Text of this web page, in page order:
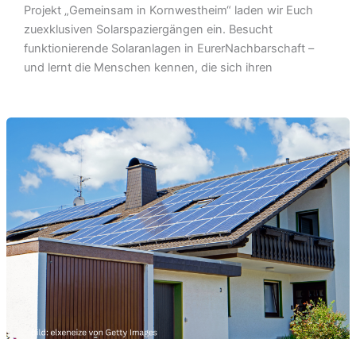
Projekt „Gemeinsam in Kornwestheim“ laden wir Euch
zuexklusiven Solarspaziergängen ein. Besucht
funktionierende Solaranlagen in EurerNachbarschaft –
und lernt die Menschen kennen, die sich ihren